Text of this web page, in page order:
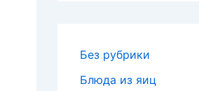
Без рубрики
Блюда из яиц